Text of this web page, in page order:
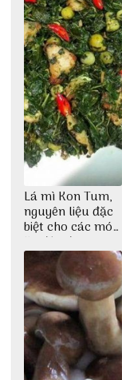
Lá mì Kon Tum,
nguyên liệu đặc
biệt cho các món
ăn độc đáo